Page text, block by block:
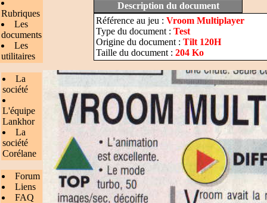
Rubriques
Les
documents
Les
utilitaires
La
société
L'équipe
Lankhor
La
société
Corélane
Forum
Liens
FAQ
Description du document
Référence au jeu : Vroom Multiplayer
Type du document : Test
Origine du document : Tilt 120H
Taille du document : 204 Ko